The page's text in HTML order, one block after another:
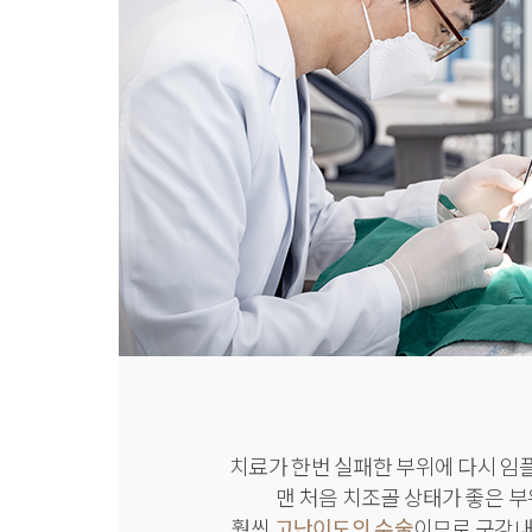
치료가 한번 실패한 부위에 다시 임
맨 처음 치조골 상태가 좋은